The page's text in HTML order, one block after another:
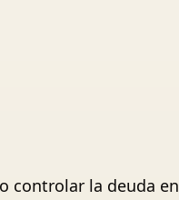
controlar la deuda en